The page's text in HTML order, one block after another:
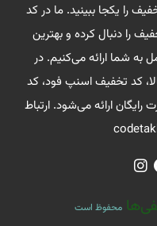
را یکجا ببینید. ما در کد
را دنبال کرده و بهترین
به شما ارائه می‌کنیم. در
کد تخفیف اسنپ فود، کد
ارائه می‌شود. ارتباط
محفوظ است